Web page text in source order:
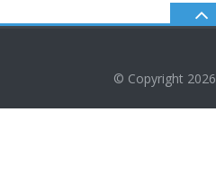
© Copyright 2026